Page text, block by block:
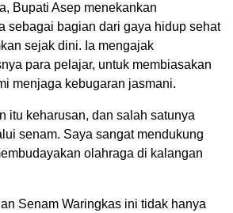
Bupati Asep menekankan
sebagai bagian dari gaya hidup sehat
sejak dini. Ia mengajak
para pelajar, untuk membiasakan
menjaga kebugaran jasmani.
itu keharusan, dan salah satunya
senam. Saya sangat mendukung
olahraga di kalangan
Senam Waringkas ini tidak hanya